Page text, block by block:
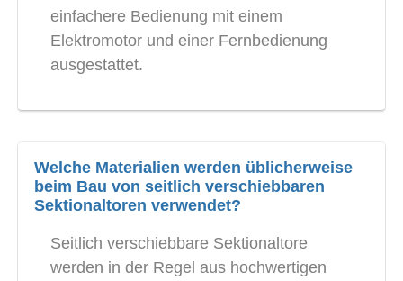
einfachere Bedienung mit einem
Elektromotor und einer Fernbedienung
ausgestattet.
Welche Materialien werden üblicherweise
beim Bau von seitlich verschiebbaren
Sektionaltoren verwendet?
Seitlich verschiebbare Sektionaltore
werden in der Regel aus hochwertigen